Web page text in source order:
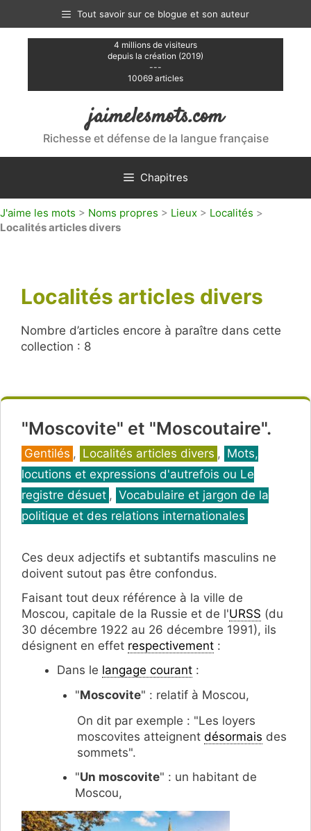
contenu
Tout savoir sur ce blogue et son auteur
4 millions de visiteurs
depuis la création (2019)
---
10069 articles
jaimelesmots.com
Richesse et défense de la langue française
Chapitres
J'aime les mots > Noms propres > Lieux > Localités >
Localités articles divers
Localités articles divers
Nombre d’articles encore à paraître dans cette
collection : 8
"Moscovite" et "Moscoutaire".
Catégories
Gentilés , Localités articles divers , Mots,
locutions et expressions d'autrefois ou Le
registre désuet , Vocabulaire et jargon de la
politique et des relations internationales
Ces deux adjectifs et subtantifs masculins ne
doivent sutout pas être confondus.
Faisant tout deux référence à la ville de
Moscou, capitale de la Russie et de l'URSS (du
30 décembre 1922 au 26 décembre 1991), ils
désignent en effet respectivement :
Dans le langage courant :
"Moscovite" : relatif à Moscou,
On dit par exemple : "Les loyers
moscovites atteignent désormais des
sommets".
"Un moscovite" : un habitant de
Moscou,